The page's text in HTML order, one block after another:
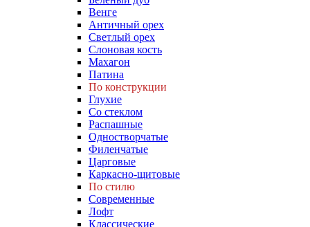
Венге
Античный орех
Светлый орех
Слоновая кость
Махагон
Патина
По конструкции
Глухие
Со стеклом
Распашные
Одностворчатые
Филенчатые
Царговые
Каркасно-щитовые
По стилю
Современные
Лофт
Классические